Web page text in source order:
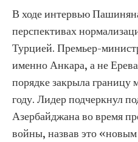
В ходе интервью
перспективах
Турцией. Премьер-
именно Анкара, а не
порядке закрыла
году. Лидер подчеркнул
Азербайджана во время
войны, назвав это